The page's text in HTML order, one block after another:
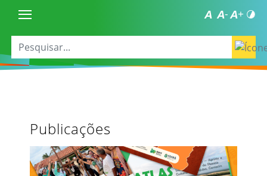
Publicações